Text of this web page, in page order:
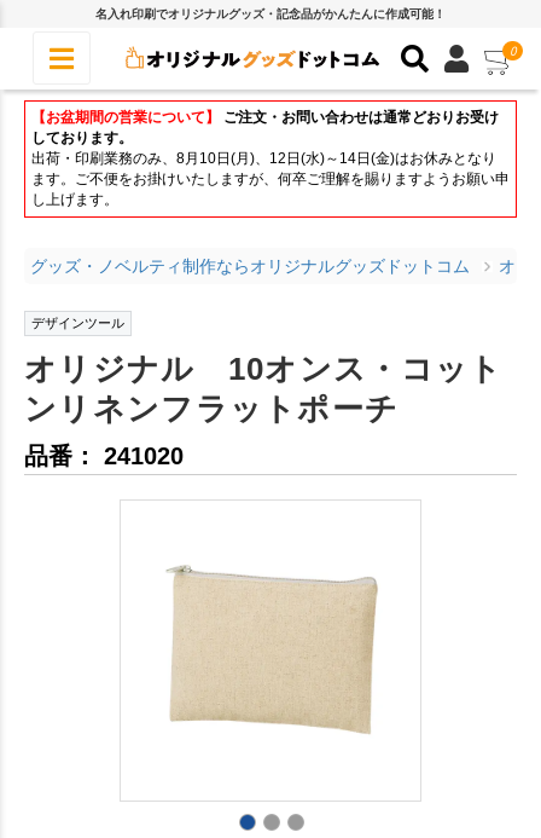
名入れ印刷でオリジナルグッズ・記念品がかんたんに作成可能！
0
【お盆期間の営業について】
ご注文・お問い合わせは通常どおりお受け
しております。
出荷・印刷業務のみ、8月10日(月)、12日(水)～14日(金)はお休みとなり
ます。ご不便をお掛けいたしますが、何卒ご理解を賜りますようお願い申
し上げます。
グッズ・ノベルティ制作ならオリジナルグッズドットコム オリ
デザインツール
オリジナル 10オンス・コット
ンリネンフラットポーチ
品番： 241020